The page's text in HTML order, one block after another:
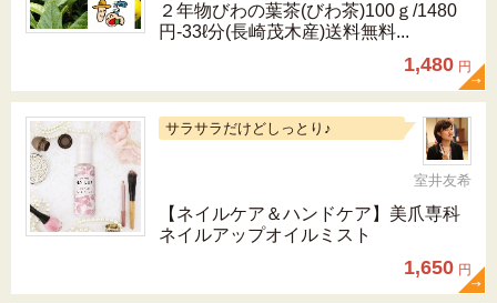
２年物びわの葉茶(びわ茶)100ｇ/1480
円-33ℓ分(長崎茂木産)送料無料...
1,480 円
サラサラだけどしっとり♪
室井友希
【ネイルケア＆ハンドケア】美爪専科
ネイルアップオイルミスト
1,650 円